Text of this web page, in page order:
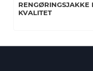
RENGØRINGSJAKKE
KVALITET